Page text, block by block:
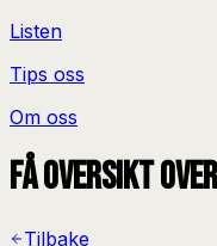
Listen
Tips oss
Om oss
Få oversikt
Tilbake